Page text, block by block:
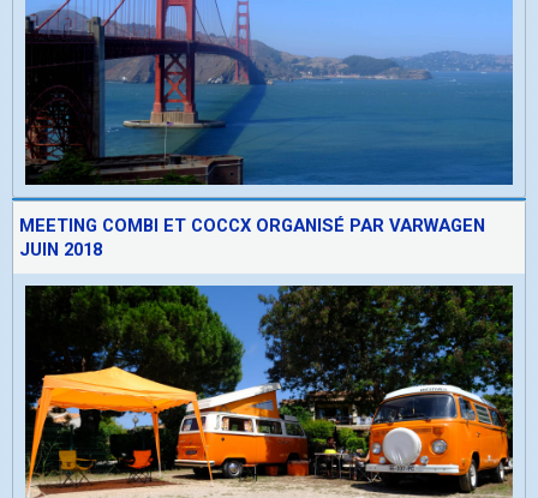
MEETING COMBI ET COCCX ORGANISÉ PAR VARWAGEN
JUIN 2018